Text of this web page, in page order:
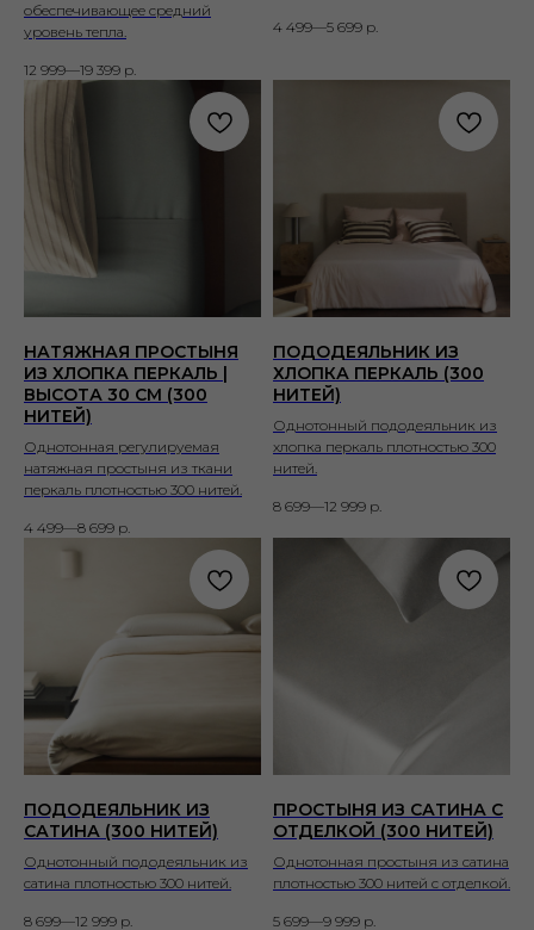
обеспечивающее средний
уровень тепла.
12 999—19 399 р.
4 499—5 699 р.
НАТЯЖНАЯ ПРОСТЫНЯ
ИЗ ХЛОПКА ПЕРКАЛЬ |
ВЫСОТА 30 СМ (300
НИТЕЙ)
Однотонная регулируемая
натяжная простыня из ткани
перкаль плотностью 300 нитей.
4 499—8 699 р.
ПОДОДЕЯЛЬНИК ИЗ
ХЛОПКА ПЕРКАЛЬ (300
НИТЕЙ)
Однотонный пододеяльник из
хлопка перкаль плотностью 300
нитей.
8 699—12 999 р.
ПОДОДЕЯЛЬНИК ИЗ
САТИНА (300 НИТЕЙ)
Однотонный пододеяльник из
сатина плотностью 300 нитей.
8 699—12 999 р.
ПРОСТЫНЯ ИЗ САТИНА С
ОТДЕЛКОЙ (300 НИТЕЙ)
Однотонная простыня из сатина
плотностью 300 нитей с отделкой.
5 699—9 999 р.